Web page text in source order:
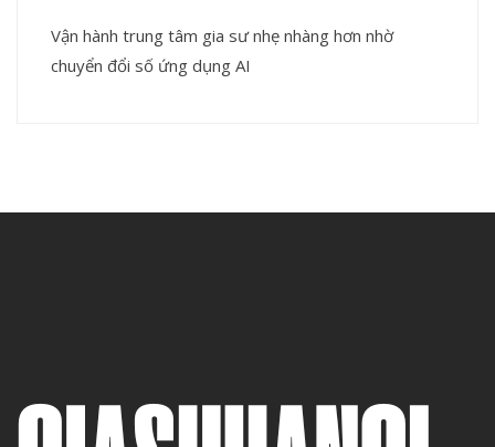
Vận hành trung tâm gia sư nhẹ nhàng hơn nhờ
chuyển đổi số ứng dụng AI